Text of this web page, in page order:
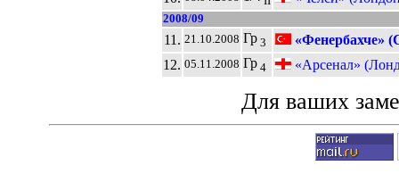
2008/09
11. 21.10.2008 Гр3
«Фенербахче»
12. 05.11.2008 Гр4 «Арсенал»
Для ваших